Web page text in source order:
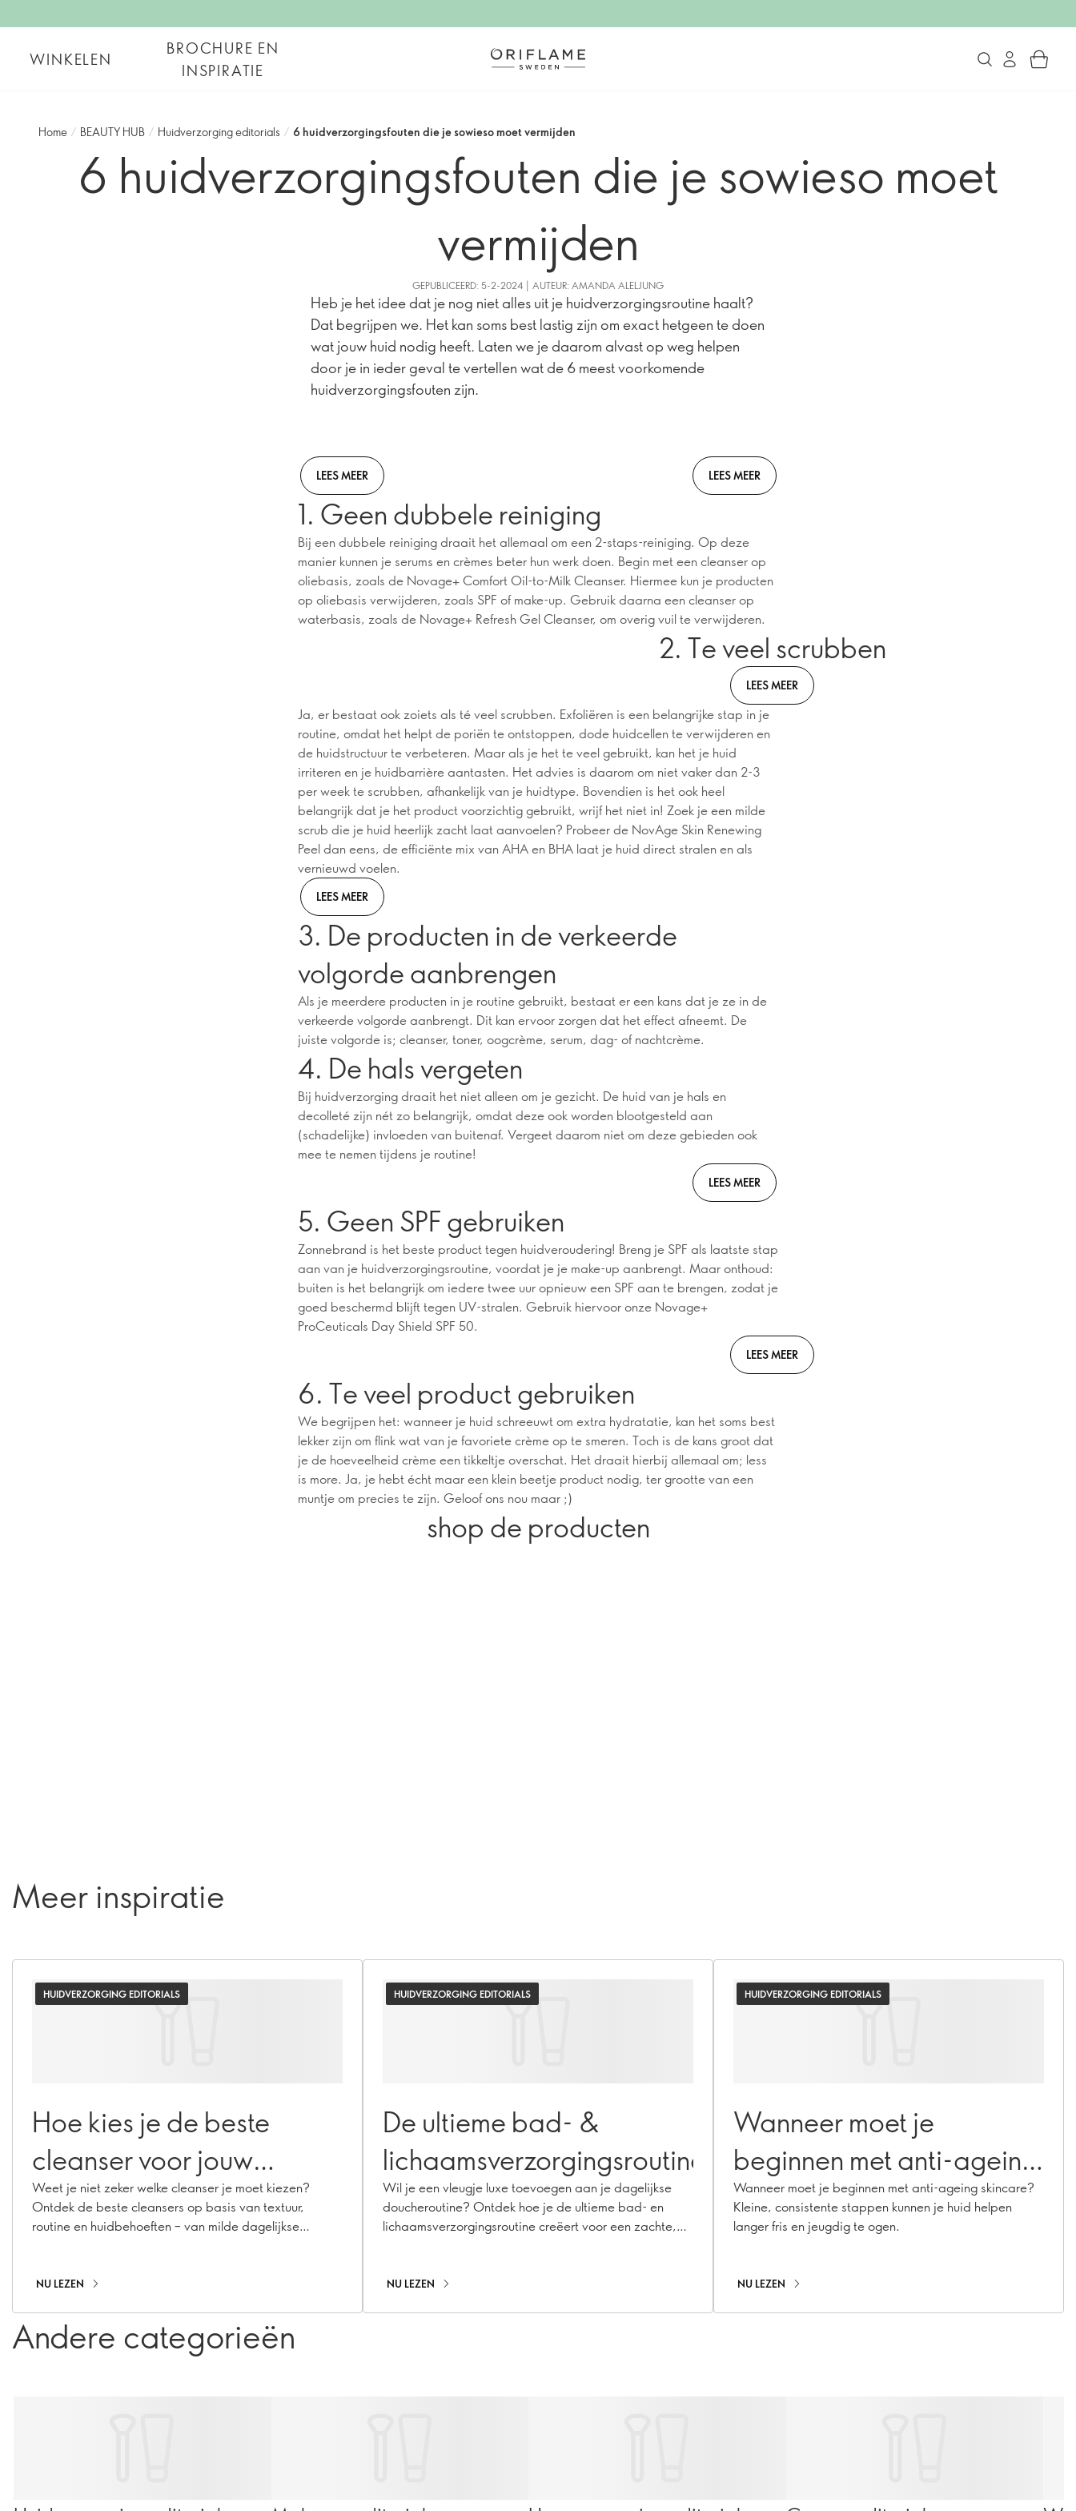
WINKELEN
BROCHURE EN
INSPIRATIE
Home / BEAUTY HUB / Huidverzorging editorials / 6 huidverzorgingsfouten die je sowieso moet vermijden
6 huidverzorgingsfouten die je sowieso moet
vermijden
GEPUBLICEERD: 5-2-2024 | AUTEUR: AMANDA ALELJUNG
Heb je het idee dat je nog niet alles uit je huidverzorgingsroutine haalt?
Dat begrijpen we. Het kan soms best lastig zijn om exact hetgeen te doen
wat jouw huid nodig heeft. Laten we je daarom alvast op weg helpen
door je in ieder geval te vertellen wat de 6 meest voorkomende
huidverzorgingsfouten zijn.
LEES MEER LEES MEER
1. Geen dubbele reiniging
Bij een dubbele reiniging draait het allemaal om een 2-staps-reiniging. Op deze
manier kunnen je serums en crèmes beter hun werk doen. Begin met een cleanser op
oliebasis, zoals de Novage+ Comfort Oil-to-Milk Cleanser. Hiermee kun je producten
op oliebasis verwijderen, zoals SPF of make-up. Gebruik daarna een cleanser op
waterbasis, zoals de Novage+ Refresh Gel Cleanser, om overig vuil te verwijderen.
2. Te veel scrubben
LEES MEER
Ja, er bestaat ook zoiets als té veel scrubben. Exfoliëren is een belangrijke stap in je
routine, omdat het helpt de poriën te ontstoppen, dode huidcellen te verwijderen en
de huidstructuur te verbeteren. Maar als je het te veel gebruikt, kan het je huid
irriteren en je huidbarrière aantasten. Het advies is daarom om niet vaker dan 2-3
per week te scrubben, afhankelijk van je huidtype. Bovendien is het ook heel
belangrijk dat je het product voorzichtig gebruikt, wrijf het niet in! Zoek je een milde
scrub die je huid heerlijk zacht laat aanvoelen? Probeer de NovAge Skin Renewing
Peel dan eens, de efficiënte mix van AHA en BHA laat je huid direct stralen en als
vernieuwd voelen.
LEES MEER
3. De producten in de verkeerde
volgorde aanbrengen
Als je meerdere producten in je routine gebruikt, bestaat er een kans dat je ze in de
verkeerde volgorde aanbrengt. Dit kan ervoor zorgen dat het effect afneemt. De
juiste volgorde is; cleanser, toner, oogcrème, serum, dag- of nachtcrème.
4. De hals vergeten
Bij huidverzorging draait het niet alleen om je gezicht. De huid van je hals en
decolleté zijn nét zo belangrijk, omdat deze ook worden blootgesteld aan
(schadelijke) invloeden van buitenaf. Vergeet daarom niet om deze gebieden ook
mee te nemen tijdens je routine!
LEES MEER
5. Geen SPF gebruiken
Zonnebrand is het beste product tegen huidveroudering! Breng je SPF als laatste stap
aan van je huidverzorgingsroutine, voordat je je make-up aanbrengt. Maar onthoud:
buiten is het belangrijk om iedere twee uur opnieuw een SPF aan te brengen, zodat je
goed beschermd blijft tegen UV-stralen. Gebruik hiervoor onze Novage+
ProCeuticals Day Shield SPF 50.
LEES MEER
6. Te veel product gebruiken
We begrijpen het: wanneer je huid schreeuwt om extra hydratatie, kan het soms best
lekker zijn om flink wat van je favoriete crème op te smeren. Toch is de kans groot dat
je de hoeveelheid crème een tikkeltje overschat. Het draait hierbij allemaal om; less
is more. Ja, je hebt écht maar een klein beetje product nodig, ter grootte van een
muntje om precies te zijn. Geloof ons nou maar ;)
shop de producten
Meer inspiratie
HUIDVERZORGING EDITORIALS
Hoe kies je de beste
cleanser voor jouw
huidtype?
Weet je niet zeker welke cleanser je moet kiezen?
Ontdek de beste cleansers op basis van textuur,
routine en huidbehoeften – van milde dagelijkse
NU LEZEN
HUIDVERZORGING EDITORIALS
De ultieme bad- &
lichaamsverzorgingsroutine
Wil je een vleugje luxe toevoegen aan je dagelijkse
doucheroutine? Ontdek hoe je de ultieme bad- en
lichaamsverzorgingsroutine creëert voor een zachte,
NU LEZEN
HUIDVERZORGING EDITORIALS
Wanneer moet je
beginnen met anti-ageing
skincare?
Wanneer moet je beginnen met anti-ageing skincare?
Kleine, consistente stappen kunnen je huid helpen
langer fris en jeugdig te ogen.
NU LEZEN
Andere categorieën